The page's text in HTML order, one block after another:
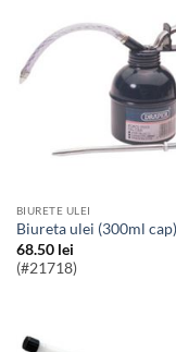
BIURETE ULEI
Biureta ulei (300ml cap)
68.50 lei
(#21718)